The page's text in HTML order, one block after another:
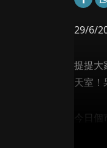
29/6/
提提大
天室！
今日個